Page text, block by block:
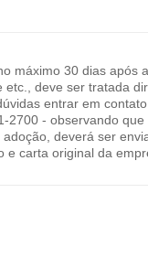
máximo 30 dias após
etc., deve ser tratada
entrar em
2700 - observando
deverá ser
e carta original da